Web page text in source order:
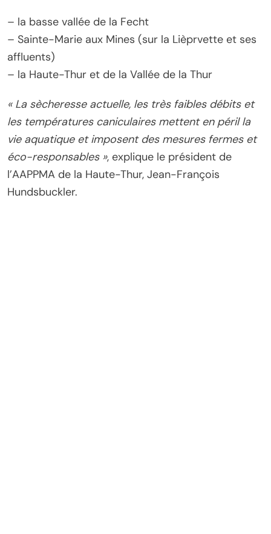
– la basse vallée de la Fecht
– Sainte-Marie aux Mines (sur la Lièprvette et ses
affluents)
– la Haute-Thur et de la Vallée de la Thur
« La sècheresse actuelle, les très faibles débits et
les températures caniculaires mettent en péril la
vie aquatique et imposent des mesures fermes et
éco-responsables », explique le président de
l’AAPPMA de la Haute-Thur, Jean-François
Hundsbuckler.